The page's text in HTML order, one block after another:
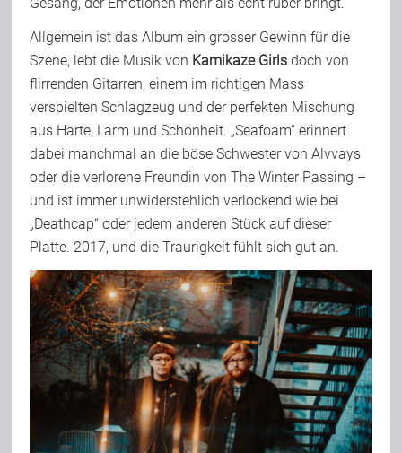
Allgemein ist das Album ein grosser Gewinn für die
Szene, lebt die Musik von Kamikaze Girls doch von
flirrenden Gitarren, einem im richtigen Mass
verspielten Schlagzeug und der perfekten Mischung
aus Härte, Lärm und Schönheit. „Seafoam“ erinnert
dabei manchmal an die böse Schwester von Alvvays
oder die verlorene Freundin von The Winter Passing –
und ist immer unwiderstehlich verlockend wie bei
„Deathcap“ oder jedem anderen Stück auf dieser
Platte. 2017, und die Traurigkeit fühlt sich gut an.